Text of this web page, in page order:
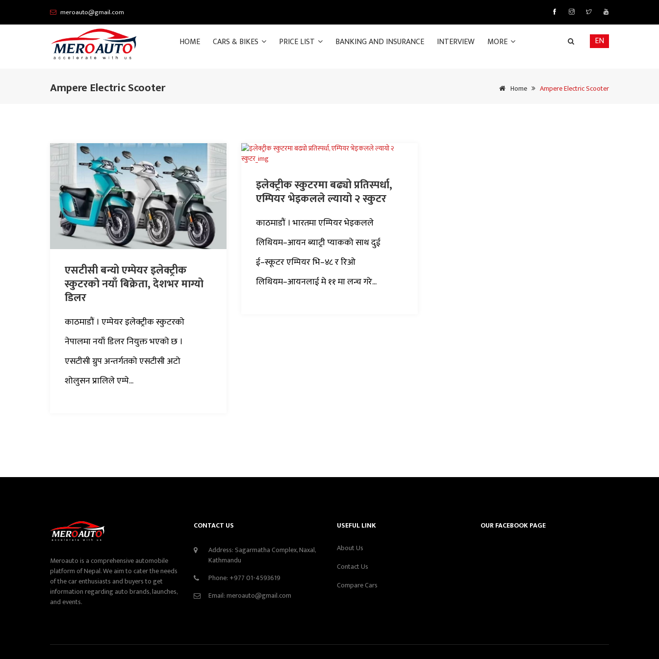
meroauto@gmail.com
HOME CARS & BIKES PRICE LIST BANKING AND INSURANCE INTERVIEW MORE EN
Ampere Electric Scooter Home Ampere Electric Scooter
एसटीसी बन्यो एम्पेयर इलेक्ट्रीक
स्कुटरको नयाँ बिक्रेता, देशभर माग्यो
डिलर
काठमाडौं । एम्पेयर इलेक्ट्रीक स्कुटरको
नेपालमा नयाँ डिलर नियुक्त भएको छ ।
एसटीसी ग्रुप अन्तर्गतको एसटीसी अटो
शोलुसन प्रालिले एम्पे...
इलेक्ट्रीक स्कुटरमा बढ्यो प्रतिस्पर्धा,
एम्पियर भेइकलले ल्यायो २ स्कुटर
काठमाडौं । भारतमा एम्पियर भेइकलले
लिथियम–आयन ब्याट्री प्याकको साथ दुई
ई–स्कूटर एम्पियर भि–४८ र रिओ
लिथियम–आयनलाई मे ११ मा लन्च गरे...
Meroauto is a comprehensive automobile
platform of Nepal. We aim to cater the needs
of the car enthusiasts and buyers to get
information regarding auto brands, launches,
and events.
CONTACT US
Address: Sagarmatha Complex, Naxal,
Kathmandu
Phone: +977 01-4593619
Email:meroauto@gmail.com
USEFUL LINK
About Us
Contact Us
Compare Cars
OUR FACEBOOK PAGE